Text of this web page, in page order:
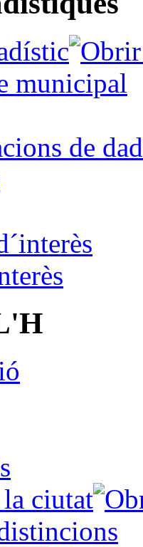
municipal
de
ciutat